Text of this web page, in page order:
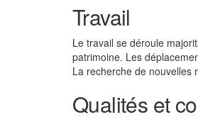
Travail
Le travail se déroule
patrimoine. Les
La recherche de nouvelles
Qualités et